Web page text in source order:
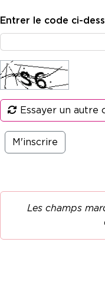
Entrer le code ci-
Essayer un autre
Les champs